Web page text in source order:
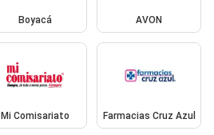
Boyacá AVON
Mi Comisariato Farmacias Cruz Azul